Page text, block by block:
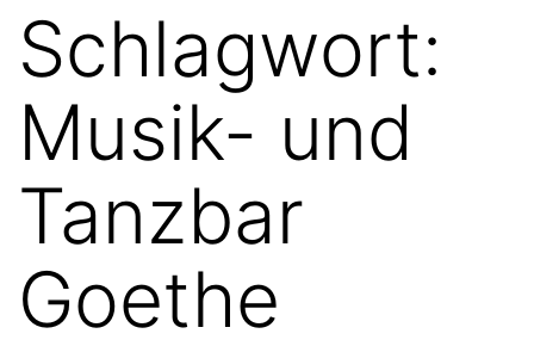
Schlagwort:
Musik- und
Tanzbar
Goethe